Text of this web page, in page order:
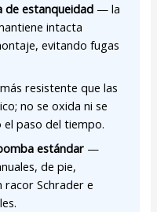
de estanqueidad — la
intacta
evitando fugas
resistente que las
no se oxida ni se
paso del tiempo.
estándar —
de pie,
racor Schrader e